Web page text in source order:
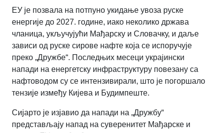
ЕУ је позвала на потпуно укидање увоза руске
енергије до 2027. године, иако неколико држава
чланица, укључујући Мађарску и Словачку, и даље
зависи од руске сирове нафте која се испоручује
преко „Дружбе“. Последњих месеци украјински
напади на енергетску инфраструктуру повезану са
нафтоводом су се интензивирали, што је погоршало
тензије између Кијева и Будимпеште.
Сијарто је изјавио да напади на „Дружбу“
представљају напад на суверенитет Мађарске и